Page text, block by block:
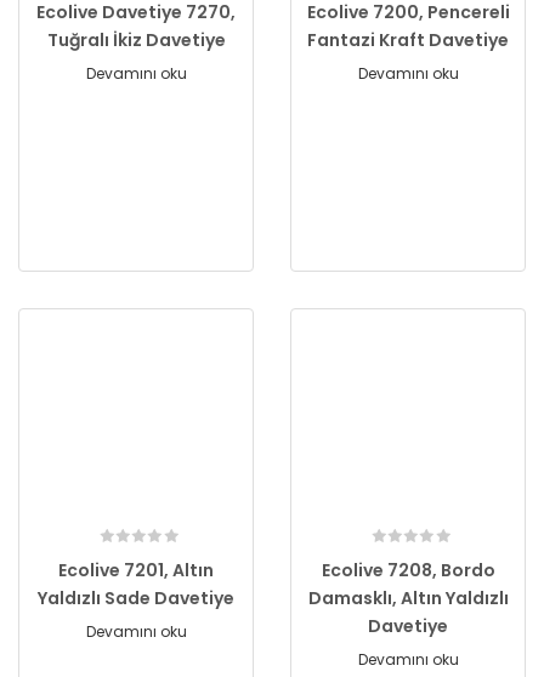
Ecolive Davetiye 7270,
Tuğralı İkiz Davetiye
Devamını oku
Ecolive 7200, Pencereli
Fantazi Kraft Davetiye
Devamını oku
Ecolive 7201, Altın
Yaldızlı Sade Davetiye
Devamını oku
Ecolive 7208, Bordo
Damasklı, Altın Yaldızlı
Davetiye
Devamını oku